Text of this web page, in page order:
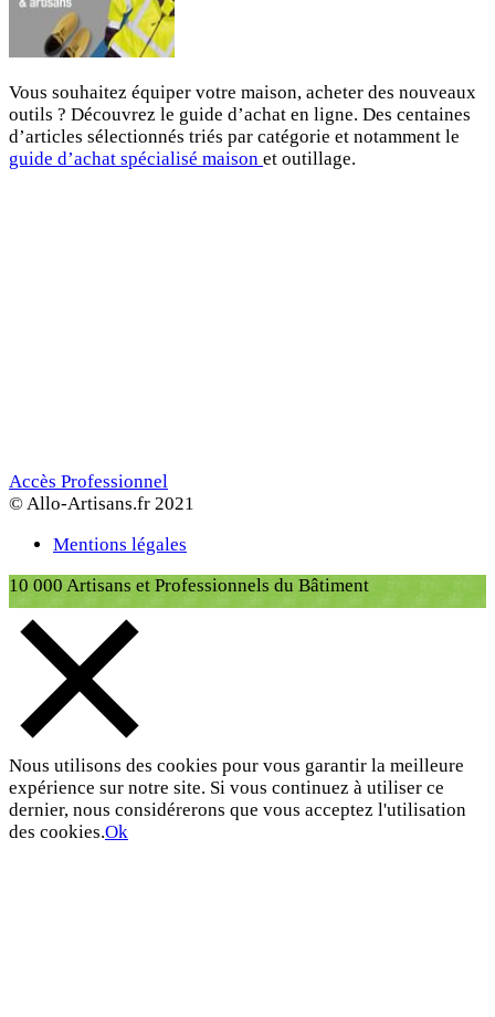
Vous souhaitez équiper votre maison, acheter des nouveaux
outils ? Découvrez le guide d’achat en ligne. Des centaines
d’articles sélectionnés triés par catégorie et notamment le
guide d’achat spécialisé maison et outillage.
Accès Professionnel
© Allo-Artisans.fr 2021
Mentions légales
10 000 Artisans et Professionnels du Bâtiment
Nous utilisons des cookies pour vous garantir la meilleure
expérience sur notre site. Si vous continuez à utiliser ce
dernier, nous considérerons que vous acceptez l'utilisation
des cookies.Ok